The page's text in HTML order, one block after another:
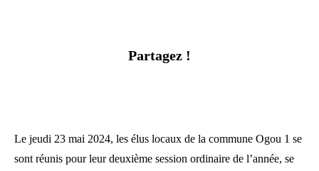
Partagez !
Le jeudi 23 mai 2024, les élus locaux de la commune Ogou 1 se
sont réunis pour leur deuxième session ordinaire de l’année, se